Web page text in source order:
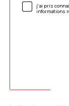
j'ai pris
informations